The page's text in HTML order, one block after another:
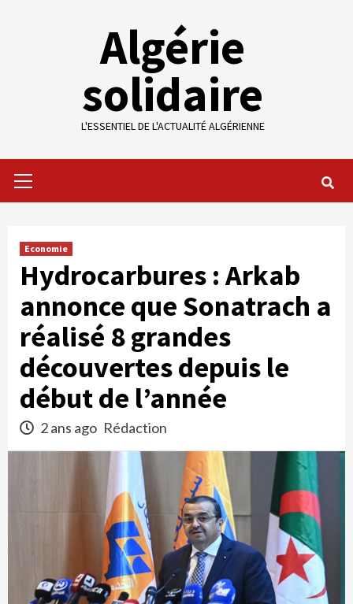
Algérie
solidaire
L'ESSENTIEL DE L'ACTUALITÉ ALGÉRIENNE
Menu
Economie
Hydrocarbures : Arkab
annonce que Sonatrach a
réalisé 8 grandes
découvertes depuis le
début de l’année
2 ans ago Rédaction